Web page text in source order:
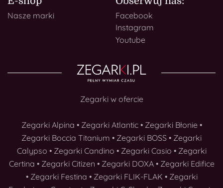
Nasze marki
Facebook
Instagram
Youtube
Zegarki w ofercie
Zegarki Alpina • Zegarki Atlantic• Zegarki Błonie•
Zegarki Boccia Titanium • Zegarki BOSS • Zegarki
Calypso • Zegarki Candino • Zegarki Casio • Zegarki
Certina • Zegarki Citizen • Zegarki DOXA• Zegarki Edifice
• Zegarki Festina • Zegarki FLIK-FLAK • Zegarki